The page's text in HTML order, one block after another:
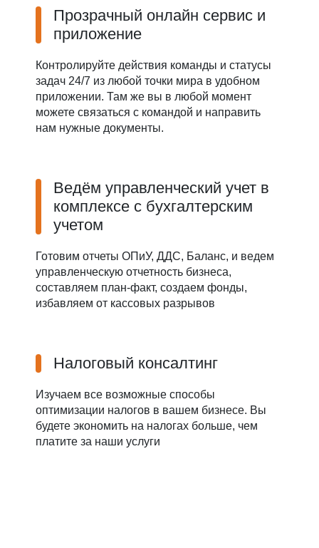
Прозрачный онлайн сервис и
приложение
Контролируйте действия команды и статусы
задач 24/7 из любой точки мира в удобном
приложении. Там же вы в любой момент
можете связаться с командой и направить
нам нужные документы.
Ведём управленческий учет в
комплексе с бухгалтерским
учетом
Готовим отчеты ОПиУ, ДДС, Баланс, и ведем
управленческую отчетность бизнеса,
составляем план-факт, создаем фонды,
избавляем от кассовых разрывов
Налоговый консалтинг
Изучаем все возможные способы
оптимизации налогов в вашем бизнесе. Вы
будете экономить на налогах больше, чем
платите за наши услуги